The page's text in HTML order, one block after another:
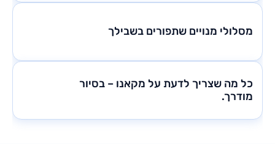
מסלולי מנויים שתפורים בשבילך
כל מה שצריך לדעת על מקאנו – בסיור
מודרך.